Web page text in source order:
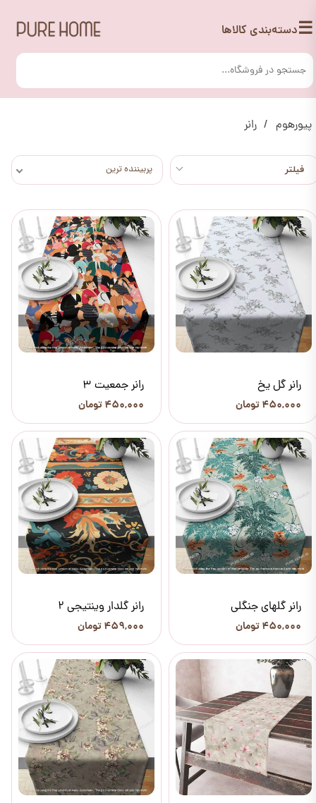
☰دسته‌بندی کالاها
پیورهوم رانر
پربیننده ترین
رانر گل یخ
۴۵۰,۰۰۰ تومان
رانر جمعیت 3
۴۵۰,۰۰۰ تومان
رانر گلهای جنگلی
۴۵۰,۰۰۰ تومان
رانر گلدار وینتیجی 2
۴۵۹,۰۰۰ تومان